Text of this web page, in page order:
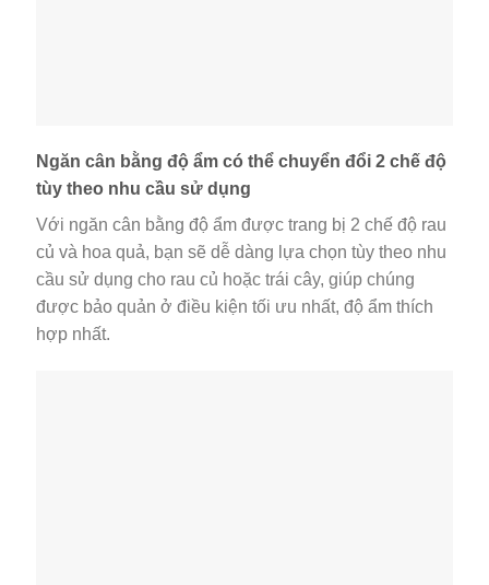
Ngăn cân bằng độ ẩm có thể chuyển đổi 2 chế độ
tùy theo nhu cầu sử dụng
Với ngăn cân bằng độ ẩm được trang bị 2 chế độ rau
củ và hoa quả, bạn sẽ dễ dàng lựa chọn tùy theo nhu
cầu sử dụng cho rau củ hoặc trái cây, giúp chúng
được bảo quản ở điều kiện tối ưu nhất, độ ẩm thích
hợp nhất.